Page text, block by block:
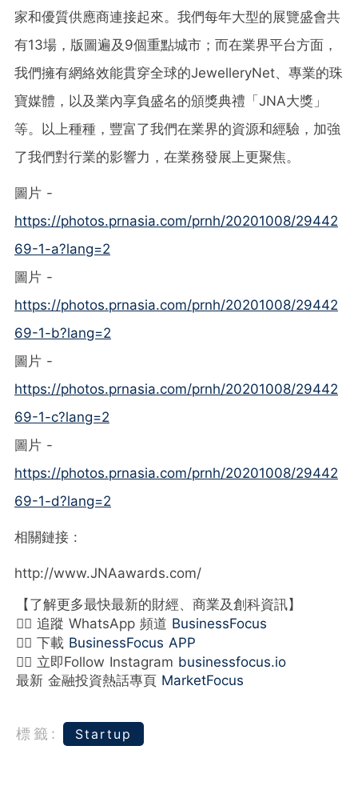
家和優質供應商連接起來。我們每年大型的展覽盛會共
有13場，版圖遍及9個重點城市；而在業界平台方面，
我們擁有網絡效能貫穿全球的JewelleryNet、專業的珠
寶媒體，以及業內享負盛名的頒獎典禮「JNA大獎」
等。以上種種，豐富了我們在業界的資源和經驗，加強
了我們對行業的影響力，在業務發展上更聚焦。
圖片 -
https://photos.prnasia.com/prnh/20201008/29442
69-1-a?lang=2
圖片 -
https://photos.prnasia.com/prnh/20201008/29442
69-1-b?lang=2
圖片 -
https://photos.prnasia.com/prnh/20201008/29442
69-1-c?lang=2
圖片 -
https://photos.prnasia.com/prnh/20201008/29442
69-1-d?lang=2
相關鏈接 :
http://www.JNAawards.com/
【了解更多最快最新的財經、商業及創科資訊】
👉🏻 追蹤 WhatsApp 頻道 BusinessFocus
👉🏻 下載 BusinessFocus APP
👉🏻 立即Follow Instagram businessfocus.io
最新 金融投資熱話專頁 MarketFocus
標籤: Startup